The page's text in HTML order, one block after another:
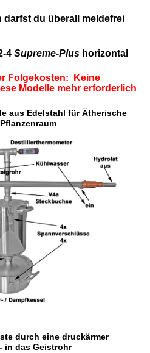
darfst du überall meldefrei
4Supreme-Plus horizontal
Folgekosten: Keine
Modelle mehr erforderlich
aus Edelstahl für Ätherische
durch eine druckärmer
in das Geistrohr